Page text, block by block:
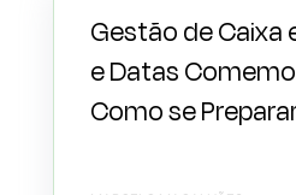
Gestão de Caixa
e Datas
Como se